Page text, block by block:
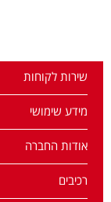
שירות לקוחות
מידע שימושי
אודות החברה
רכיבים